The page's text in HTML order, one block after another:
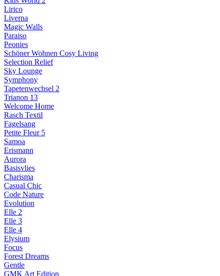
Lirico
Liverna
Magic Walls
Paraiso
Peonies
Schöner Wohnen Cosy Living
Selection Relief
Sky Lounge
Symphony
Tapetenwechsel 2
Trianon 13
Welcome Home
Rasch Textil
Fagelsang
Petite Fleur 5
Samoa
Erismann
Aurora
Basisvlies
Charisma
Casual Chic
Code Nature
Evolution
Elle 2
Elle 3
Elle 4
Elysium
Focus
Forest Dreams
Gentle
GMK Art Edition